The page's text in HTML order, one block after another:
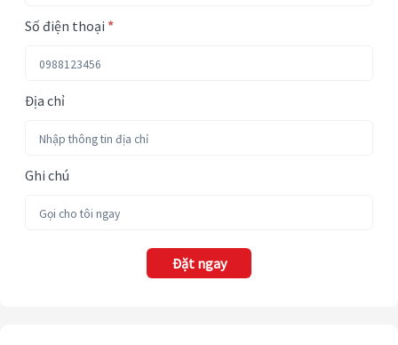
Số điện thoại *
Địa chỉ
Ghi chú
Đặt ngay